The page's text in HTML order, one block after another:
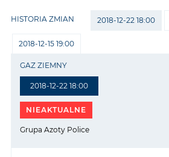
HISTORIA ZMIAN 2018-12-22 18:00
2018-12-15 19:00
2018-12-22 18:00
GAZ ZIEMNY
NIEAKTUALNE
Grupa Azoty Police